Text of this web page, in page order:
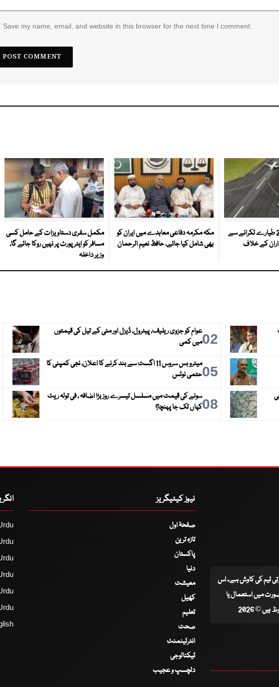
Save my name, email, and website in this browser for the next time I comment.
سڈنی ایئرپورٹ پر 2 طیارے ٹکرانے سے
کے خلاف
مکہ مکرمہ دفاعی معاہدے میں ایران کو
بھی شامل کیا جائے، حافظ نعیم الرحمان
مکمل سفری دستاویزات کے حامل کسی
مسافر کو ایئرپورٹ پر نہیں روکا جائے گا،
وزیر داخلہ
02عوام کو جزوی ریلیف، پیٹرول، ڈیزل اور مٹی کے تیل کی قیمتوں
میں کمی
05
میٹرو بس سروس 11 اگست سے بند کرنے کا اعلان، نجی کمپنی کا
حتمی نوٹس
08سونے کی قیمت میں مسلسل تیسرے روز بڑا اضافہ ، فی تولہ ریٹ
کہاں تک جا پہنچا؟
ٹیم کی کاوش ہے۔ اس
میں استعمال یا
© 2026
نیوز کیٹیگریز
صفحۂ اول
تازہ ترین
پاکستان
دنیا
معیشت
کھیل
تعلیم
صحت
انٹرٹینمنٹ
ٹیکنالوجی
دلچسپ و عجیب